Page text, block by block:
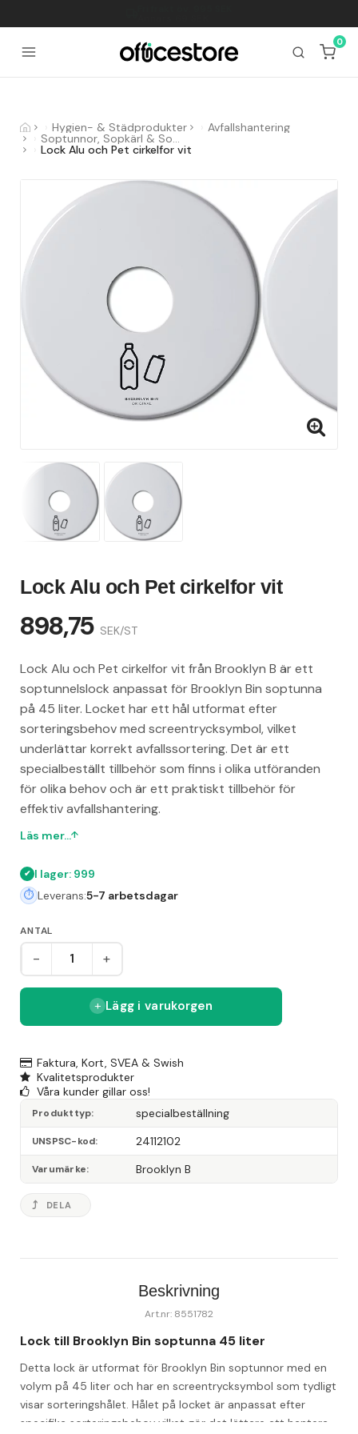
0
Hygien- & Städprodukter Avfallshantering
Soptunnor, Sopkärl & Sopsorteringskärl
Lock Alu och Pet cirkelfor vit
Lock Alu och Pet cirkelfor vit
898,75 SEK/ST
Lock Alu och Pet cirkelfor vit från Brooklyn B är ett
soptunnelslock anpassat för Brooklyn Bin soptunna
på 45 liter. Locket har ett hål utformat efter
sorteringsbehov med screentrycksymbol, vilket
underlättar korrekt avfallssortering. Det är ett
specialbeställt tillbehör som finns i olika utföranden
för olika behov och är ett praktiskt tillbehör för
effektiv avfallshantering.
Läs mer...
I lager: 999
Leverans:5-7 arbetsdagar
ANTAL
- +
Lägg i varukorgen
Faktura, Kort, SVEA & Swish
Kvalitetsprodukter
Våra kunder gillar oss!
Produkttyp specialbeställning
UNSPSC-kod 24112102
Varumärke Brooklyn B
DELA
Beskrivning
Art.nr: 8551782
Lock till Brooklyn Bin soptunna 45 liter
Detta lock är utformat för Brooklyn Bin soptunnor med en
volym på 45 liter och har en screentrycksymbol som tydligt
visar sorteringshålet. Hålet på locket är anpassat efter
specifika sorteringsbehov vilket gör det lättare att hantera